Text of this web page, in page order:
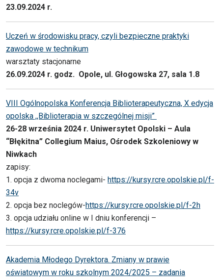
23.09.2024 r.
Uczeń w środowisku pracy, czyli bezpieczne praktyki
zawodowe w technikum
warsztaty stacjonarne
26.09.2024 r. godz. Opole, ul. Głogowska 27, sala 1.8
VIII Ogólnopolska Konferencja Biblioterapeutyczna, X edycja
opolska ,,Biblioterapia w szczególnej misji”
26-28 września 2024 r. Uniwersytet Opolski – Aula
“Błękitna” Collegium Maius, Ośrodek Szkoleniowy w
Niwkach
zapisy:
1. opcja z dwoma noclegami- https://kursy.rcre.opolskie.pl/f-
34v
2. opcja bez noclegów-https://kursy.rcre.opolskie.pl/f-2h
3. opcja udziału online w I dniu konferencji –
https://kursy.rcre.opolskie.pl/f-376
Akademia Młodego Dyrektora. Zmiany w prawie
oświatowym w roku szkolnym 2024/2025 – zadania